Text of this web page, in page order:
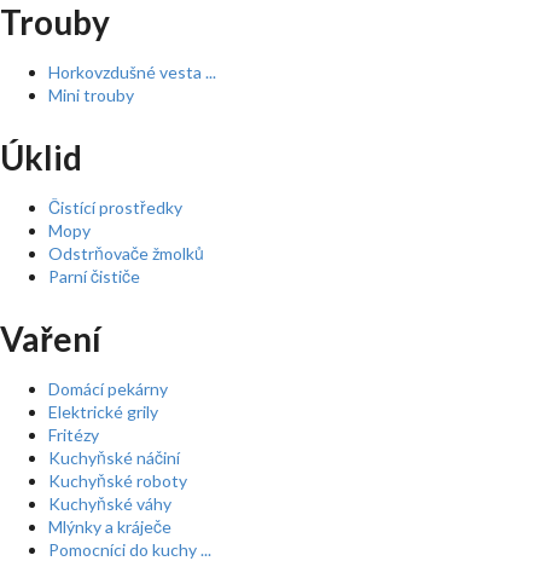
Trouby
Horkovzdušné vesta ...
Mini trouby
Úklid
Čistící prostředky
Mopy
Odstrňovače žmolků
Parní čističe
Vaření
Domácí pekárny
Elektrické grily
Fritézy
Kuchyňské náčiní
Kuchyňské roboty
Kuchyňské váhy
Mlýnky a kráječe
Pomocníci do kuchy ...